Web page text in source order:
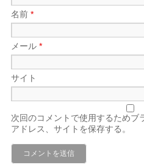
名前*
メール*
サイト
次回のコメントで使用するためブ
アドレス、サイトを保存する。